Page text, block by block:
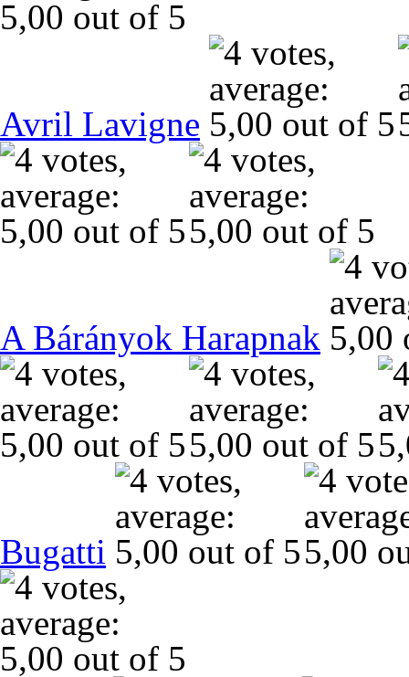
Avril Lavigne
A Bárányok Harapnak
Bugatti